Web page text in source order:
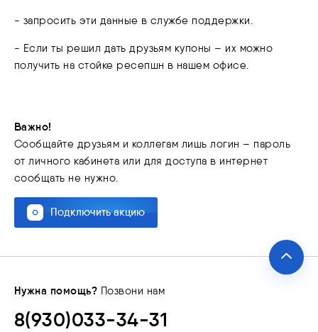
- запросить эти данные в службе поддержки.
- Если ты решил дать друзьям купоны – их можно
получить на стойке ресепшн в нашем офисе.
Важно!
Сообщайте друзьям и коллегам лишь логин – пароль
от личного кабинета или для доступа в интернет
сообщать не нужно.
Подключить акцию
Нужна помощь? Позвони нам
8(930)033-34-31